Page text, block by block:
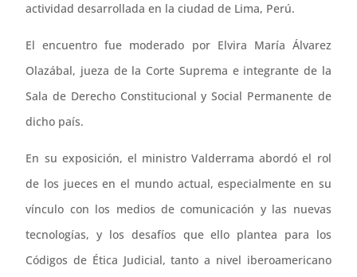
actividad desarrollada en la ciudad de Lima, Perú.
El encuentro fue moderado por Elvira María Álvarez
Olazábal, jueza de la Corte Suprema e integrante de la
Sala de Derecho Constitucional y Social Permanente de
dicho país.
En su exposición, el ministro Valderrama abordó el rol
de los jueces en el mundo actual, especialmente en su
vínculo con los medios de comunicación y las nuevas
tecnologías, y los desafíos que ello plantea para los
Códigos de Ética Judicial, tanto a nivel iberoamericano